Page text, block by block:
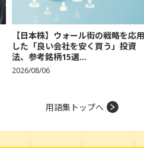
【日本株】ウォール街の戦略を応用
した「良い会社を安く買う」投資
法、参考銘柄15選...
2026/08/06
用語集トップへ